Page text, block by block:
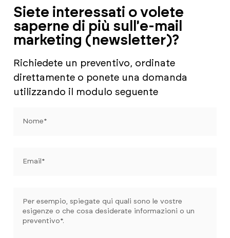
Siete interessati o volete
saperne di più sull'e-mail
marketing (newsletter)?
Richiedete un preventivo, ordinate
direttamente o ponete una domanda
utilizzando il modulo seguente